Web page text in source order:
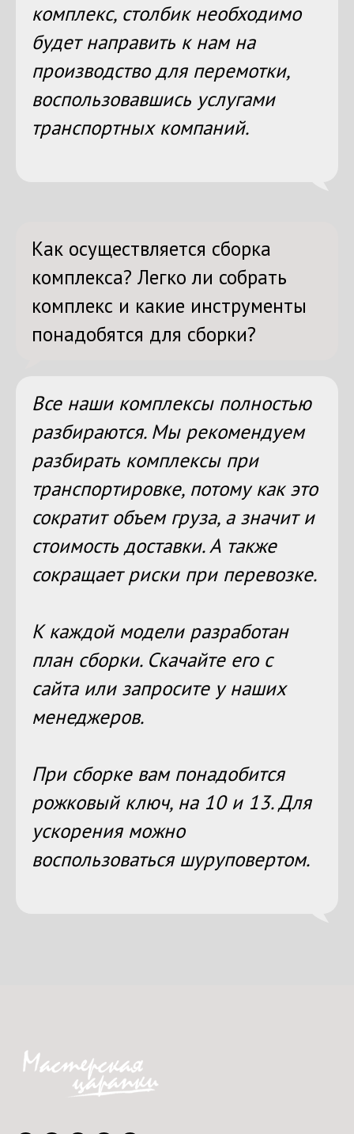
комплекс, столбик необходимо
будет направить к нам на
производство для перемотки,
воспользовавшись услугами
транспортных компаний.
Как осуществляется сборка
комплекса? Легко ли собрать
комплекс и какие инструменты
понадобятся для сборки?
Все наши комплексы полностью
разбираются. Мы рекомендуем
разбирать комплексы при
транспортировке, потому как это
сократит объем груза, а значит и
стоимость доставки. А также
сокращает риски при перевозке.
К каждой модели разработан
план сборки. Скачайте его с
сайта или запросите у наших
менеджеров.
При сборке вам понадобится
рожковый ключ, на 10 и 13. Для
ускорения можно
воспользоваться шуруповертом.